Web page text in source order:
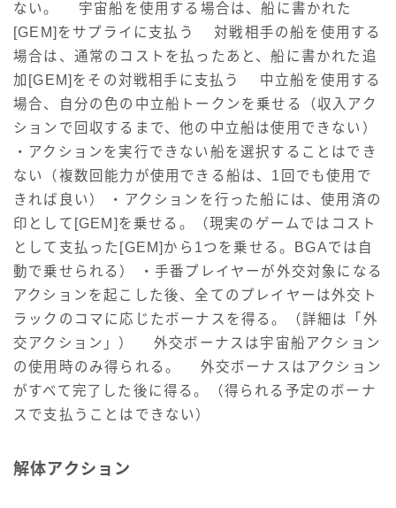
ない。 宇宙船を使用する場合は、船に書かれた
[GEM]をサプライに支払う 対戦相手の船を使用する
場合は、通常のコストを払ったあと、船に書かれた追
加[GEM]をその対戦相手に支払う 中立船を使用する
場合、自分の色の中立船トークンを乗せる（収入アク
ションで回収するまで、他の中立船は使用できない）
・アクションを実行できない船を選択することはでき
ない（複数回能力が使用できる船は、1回でも使用で
きれば良い） ・アクションを行った船には、使用済の
印として[GEM]を乗せる。（現実のゲームではコスト
として支払った[GEM]から1つを乗せる。BGAでは自
動で乗せられる） ・手番プレイヤーが外交対象になる
アクションを起こした後、全てのプレイヤーは外交ト
ラックのコマに応じたボーナスを得る。（詳細は「外
交アクション」） 外交ボーナスは宇宙船アクション
の使用時のみ得られる。 外交ボーナスはアクション
がすべて完了した後に得る。（得られる予定のボーナ
スで支払うことはできない）
解体アクション